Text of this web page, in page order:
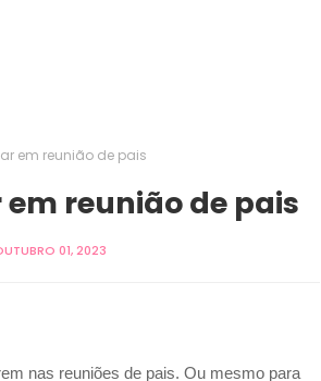
em reunião de pais
reunião de pais
01, 2023
nas reuniões de pais. Ou mesmo para